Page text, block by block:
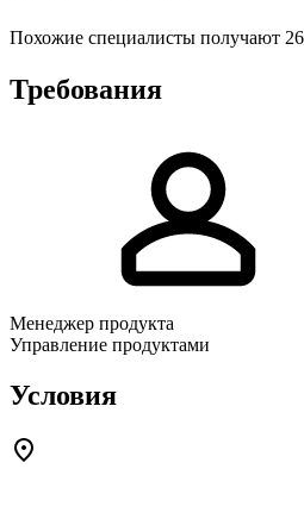
Похожие специалисты получают
Требования
Менеджер продукта
Управление продуктами
Условия